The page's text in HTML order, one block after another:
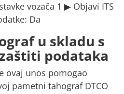
vozača 1 ▶ Objavi ITS
Da
u skladu s
podataka
ovaj unos pomogao
pametni tahograf DTCO